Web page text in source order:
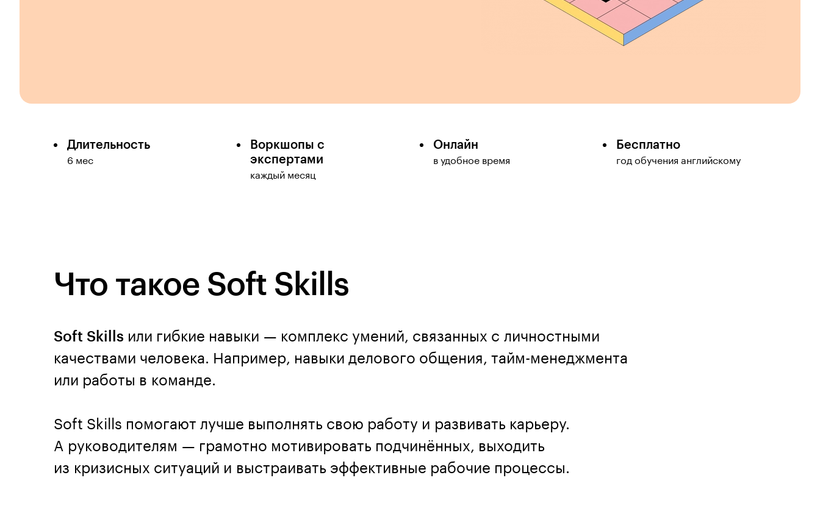
Длительность
6 мес
Воркшопы с
экспертами
каждый месяц
Онлайн
в удобное время
Бесплатно
год обучения английскому
Что такое Soft Skills
Soft Skills или гибкие навыки — комплекс умений, связанных с личностными
качествами человека. Например, навыки делового общения, тайм-менеджмента
или работы в команде.
Soft Skills помогают лучше выполнять свою работу и развивать карьеру.
А руководителям — грамотно мотивировать подчинённых, выходить
из кризисных ситуаций и выстраивать эффективные рабочие процессы.